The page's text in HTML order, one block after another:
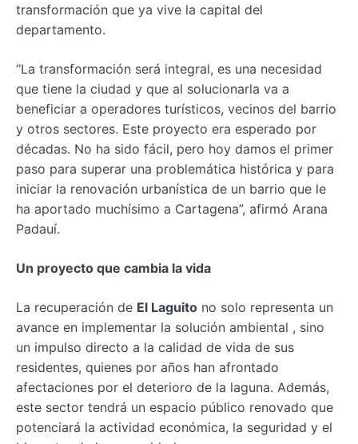
transformación que ya vive la capital del
departamento.
“La transformación será integral, es una necesidad
que tiene la ciudad y que al solucionarla va a
beneficiar a operadores turísticos, vecinos del barrio
y otros sectores. Este proyecto era esperado por
décadas. No ha sido fácil, pero hoy damos el primer
paso para superar una problemática histórica y para
iniciar la renovación urbanística de un barrio que le
ha aportado muchísimo a Cartagena”, afirmó Arana
Padauí.
Un proyecto que cambia la vida
La recuperación de El Laguito no solo representa un
avance en implementar la solución ambiental , sino
un impulso directo a la calidad de vida de sus
residentes, quienes por años han afrontado
afectaciones por el deterioro de la laguna. Además,
este sector tendrá un espacio público renovado que
potenciará la actividad económica, la seguridad y el